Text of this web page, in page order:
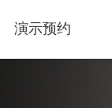
演示预约